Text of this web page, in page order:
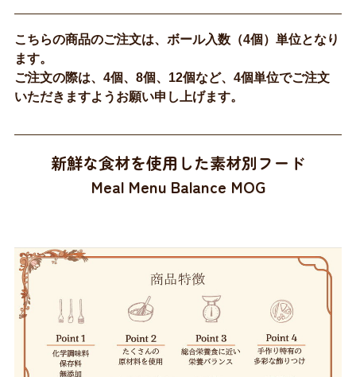
こちらの商品のご注文は、ボール入数（4個）単位となり
ます。
ご注文の際は、4個、8個、12個など、4個単位でご注文
いただきますようお願い申し上げます。
新鮮な食材を使用した素材別フード
Meal Menu Balance MOG